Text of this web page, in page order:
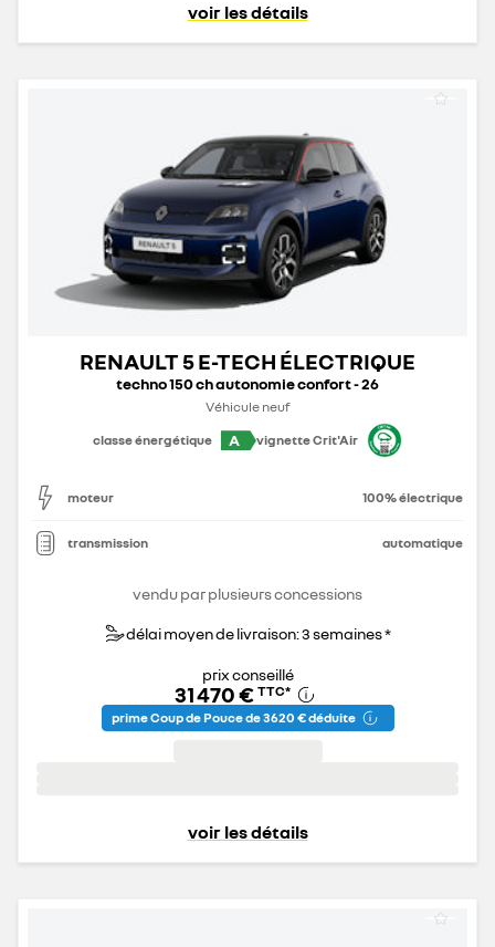
voir les détails
RENAULT 5 E-TECH ÉLECTRIQUE
techno 150 ch autonomie confort - 26
Véhicule neuf
classe énergétique
A vignette Crit'Air
moteur 100% électrique
transmission automatique
vendu par plusieurs concessions
délai moyen de livraison: 3 semaines *
prix conseillé
31 470 € TTC*
prime Coup de Pouce de 3 620 € déduite
voir les détails